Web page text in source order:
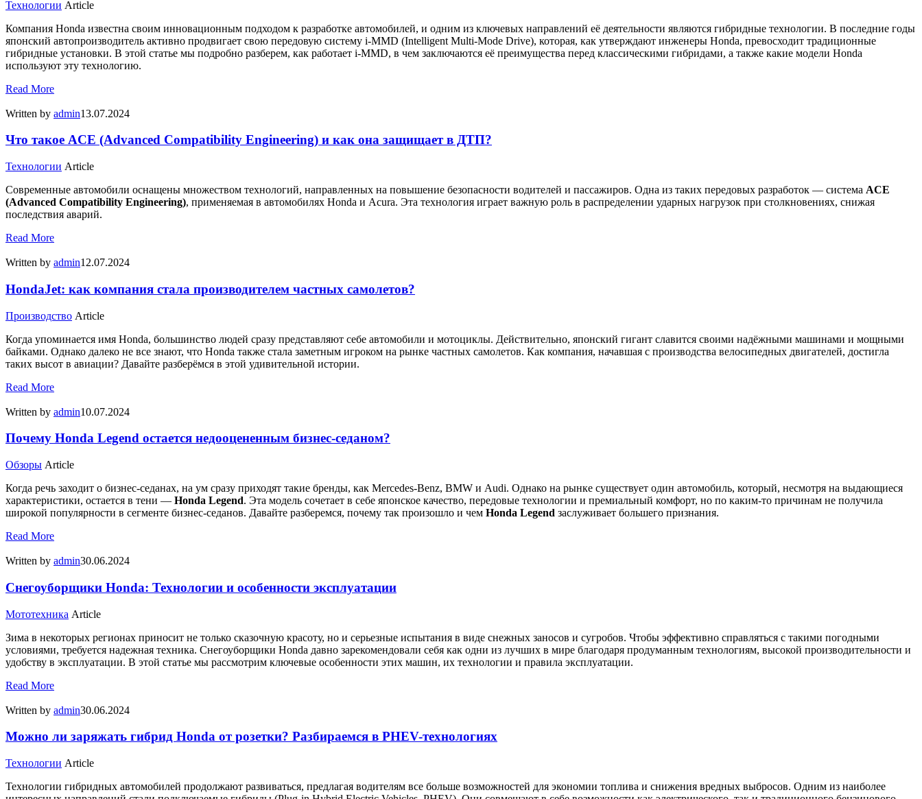
Технологии Article
Компания Honda известна своим инновационным подходом к разработке автомобилей, и одним из ключевых направлений её деятельности являются гибридные технологии. В последние годы
японский автопроизводитель активно продвигает свою передовую систему i-MMD (Intelligent Multi-Mode Drive), которая, как утверждают инженеры Honda, превосходит традиционные
гибридные установки. В этой статье мы подробно разберем, как работает i-MMD, в чем заключаются её преимущества перед классическими гибридами, а также какие модели Honda
используют эту технологию.
Read More
Written by admin13.07.2024
Что такое ACE (Advanced Compatibility Engineering) и как она защищает в ДТП?
Технологии Article
Современные автомобили оснащены множеством технологий, направленных на повышение безопасности водителей и пассажиров. Одна из таких передовых разработок — система ACE
(Advanced Compatibility Engineering), применяемая в автомобилях Honda и Acura. Эта технология играет важную роль в распределении ударных нагрузок при столкновениях, снижая
последствия аварий.
Read More
Written by admin12.07.2024
HondaJet: как компания стала производителем частных самолетов?
Производство Article
Когда упоминается имя Honda, большинство людей сразу представляют себе автомобили и мотоциклы. Действительно, японский гигант славится своими надёжными машинами и мощными
байками. Однако далеко не все знают, что Honda также стала заметным игроком на рынке частных самолетов. Как компания, начавшая с производства велосипедных двигателей, достигла
таких высот в авиации? Давайте разберёмся в этой удивительной истории.
Read More
Written by admin10.07.2024
Почему Honda Legend остается недооцененным бизнес-седаном?
Обзоры Article
Когда речь заходит о бизнес-седанах, на ум сразу приходят такие бренды, как Mercedes-Benz, BMW и Audi. Однако на рынке существует один автомобиль, который, несмотря на выдающиеся
характеристики, остается в тени — Honda Legend. Эта модель сочетает в себе японское качество, передовые технологии и премиальный комфорт, но по каким-то причинам не получила
широкой популярности в сегменте бизнес-седанов. Давайте разберемся, почему так произошло и чем Honda Legend заслуживает большего признания.
Read More
Written by admin30.06.2024
Снегоуборщики Honda: Технологии и особенности эксплуатации
Мототехника Article
Зима в некоторых регионах приносит не только сказочную красоту, но и серьезные испытания в виде снежных заносов и сугробов. Чтобы эффективно справляться с такими погодными
условиями, требуется надежная техника. Снегоуборщики Honda давно зарекомендовали себя как одни из лучших в мире благодаря продуманным технологиям, высокой производительности и
удобству в эксплуатации. В этой статье мы рассмотрим ключевые особенности этих машин, их технологии и правила эксплуатации.
Read More
Written by admin30.06.2024
Можно ли заряжать гибрид Honda от розетки? Разбираемся в PHEV-технологиях
Технологии Article
Технологии гибридных автомобилей продолжают развиваться, предлагая водителям все больше возможностей для экономии топлива и снижения вредных выбросов. Одним из наиболее